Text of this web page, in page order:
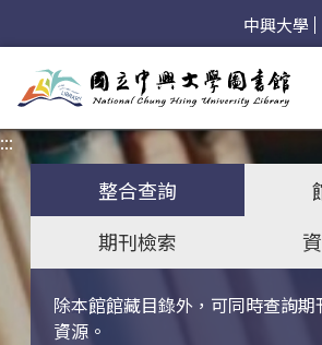
中興大學
:::
整合查詢
期刊檢索
除本館館藏目錄外，可同時查詢
資源。
關鍵字搜尋